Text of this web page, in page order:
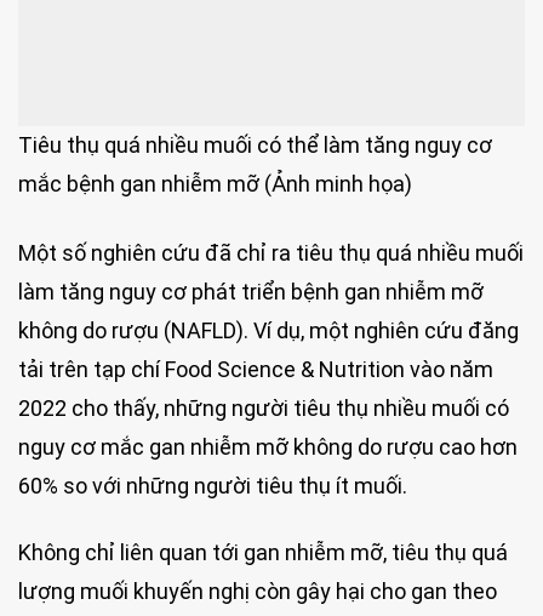
Tiêu thụ quá nhiều muối có thể làm tăng nguy cơ
mắc bệnh gan nhiễm mỡ (Ảnh minh họa)
Một số nghiên cứu đã chỉ ra tiêu thụ quá nhiều muối
làm tăng nguy cơ phát triển bệnh gan nhiễm mỡ
không do rượu (NAFLD). Ví dụ, một nghiên cứu đăng
tải trên tạp chí Food Science & Nutrition vào năm
2022 cho thấy, những người tiêu thụ nhiều muối có
nguy cơ mắc gan nhiễm mỡ không do rượu cao hơn
60% so với những người tiêu thụ ít muối.
Không chỉ liên quan tới gan nhiễm mỡ, tiêu thụ quá
lượng muối khuyến nghị còn gây hại cho gan theo